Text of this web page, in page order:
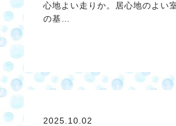
心地よい走りか。居心地のよい
の基…
2025.10.02